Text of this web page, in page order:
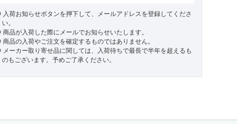
入荷お知らせボタンを押下して、メールアドレスを登録してくださ
い。
商品が入荷した際にメールでお知らせいたします。
商品の入荷やご注文を確定するものではありません。
メーカー取り寄せ品に関しては、入荷待ちで最長で半年を超えるも
のもございます。予めご了承ください。